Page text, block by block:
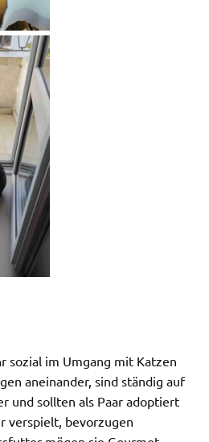
sozial im Umgang mit Katzen
aneinander, sind ständig auf
und sollten als Paar adoptiert
verspielt, bevorzugen